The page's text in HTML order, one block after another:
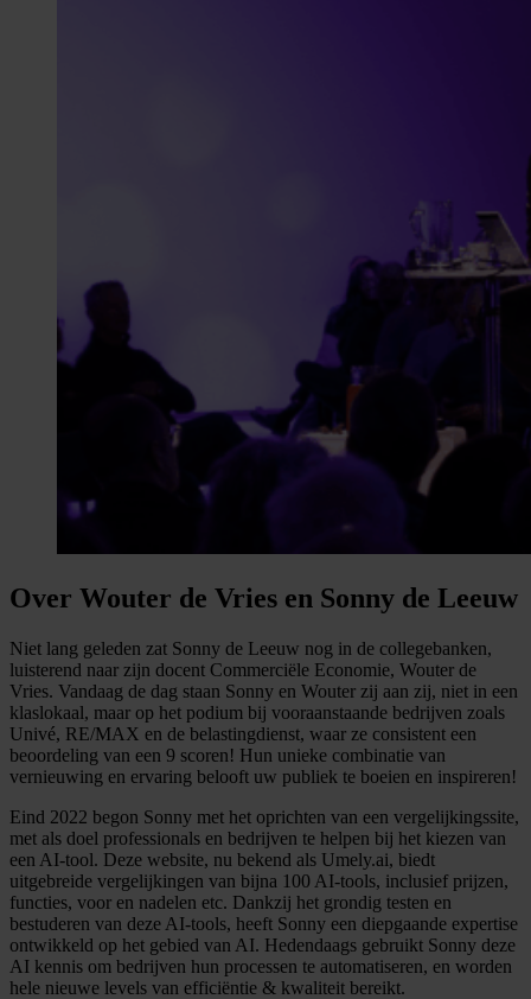
Over Wouter de Vries en Sonny de Leeuw
Niet lang geleden zat Sonny de Leeuw nog in de collegebanken,
luisterend naar zijn docent Commerciële Economie, Wouter de
Vries. Vandaag de dag staan Sonny en Wouter zij aan zij, niet in een
klaslokaal, maar op het podium bij vooraanstaande bedrijven zoals
Univé, RE/MAX en de belastingdienst, waar ze consistent een
beoordeling van een 9 scoren! Hun unieke combinatie van
vernieuwing en ervaring belooft uw publiek te boeien en inspireren!
Eind 2022 begon Sonny met het oprichten van een vergelijkingssite,
met als doel professionals en bedrijven te helpen bij het kiezen van
een AI-tool. Deze website, nu bekend als Umely.ai, biedt
uitgebreide vergelijkingen van bijna 100 AI-tools, inclusief prijzen,
functies, voor en nadelen etc. Dankzij het grondig testen en
bestuderen van deze AI-tools, heeft Sonny een diepgaande expertise
ontwikkeld op het gebied van AI. Hedendaags gebruikt Sonny deze
AI kennis om bedrijven hun processen te automatiseren, en worden
hele nieuwe levels van efficiëntie & kwaliteit bereikt.